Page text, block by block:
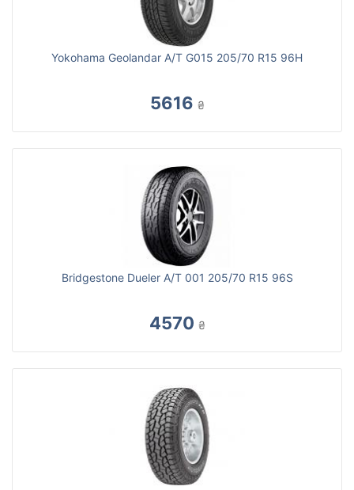
Yokohama Geolandar A/T G015 205/70 R15 96H
5616 ₴
Bridgestone Dueler A/T 001 205/70 R15 96S
4570 ₴